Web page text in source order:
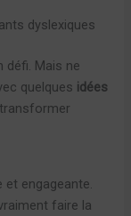
dyslexiques
défi. Mais ne
quelques idées
et engageante.
faire la